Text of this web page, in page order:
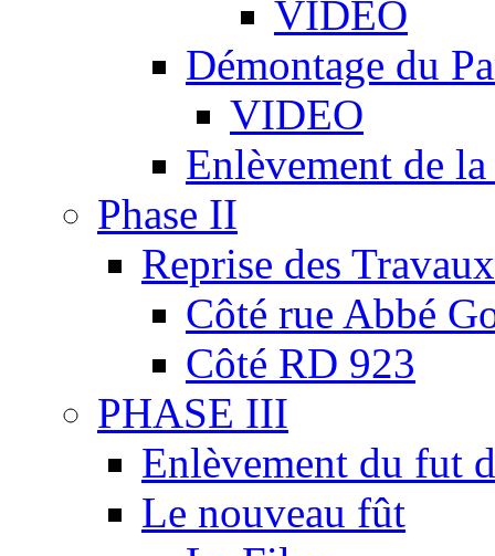
VIDEO
Démontage du
VIDEO
Enlèvement de
Phase II
Reprise des Travaux
Côté rue Abbé
Côté RD 923
PHASE III
Enlèvement du fut
Le nouveau fût